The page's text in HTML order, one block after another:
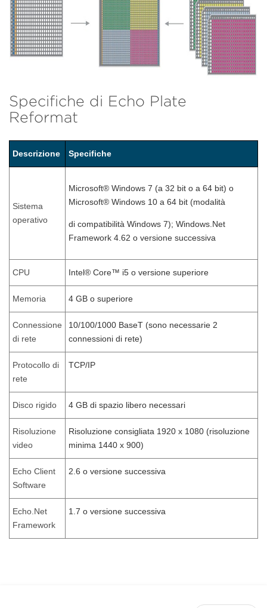
Specifiche di Echo Plate
Reformat
Descrizione Specifiche
Sistema
operativo
Microsoft® Windows 7 (a 32 bit o a 64 bit) o
Microsoft® Windows 10 a 64 bit (modalità
di compatibilità Windows 7); Windows.Net
Framework 4.62 o versione successiva
CPU Intel® Core™ i5 o versione superiore
Memoria 4 GB o superiore
Connessione
di rete
10/100/1000 BaseT (sono necessarie 2
connessioni di rete)
Protocollo di
rete
TCP/IP
Disco rigido 4 GB di spazio libero necessari
Risoluzione
video
Risoluzione consigliata 1920 x 1080 (risoluzione
minima 1440 x 900)
Echo Client
Software
2.6 o versione successiva
Echo.Net
Framework
1.7 o versione successiva